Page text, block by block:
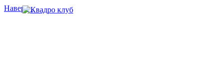
Наверх .